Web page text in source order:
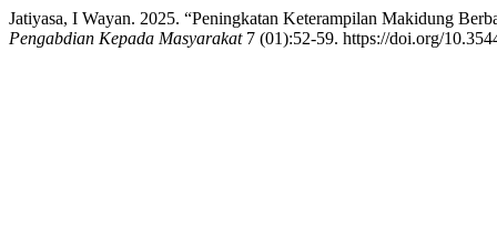
Jatiyasa, I Wayan. 2025. “Peningkatan Keterampilan Makidung
Pengabdian Kepada Masyarakat7 (01):52-59. https://doi.org/